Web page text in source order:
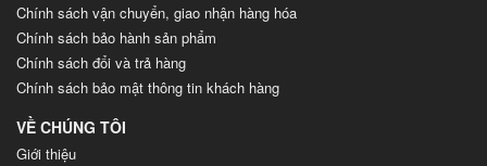
Chính sách vận chuyển, giao nhận hàng hóa
Chính sách bảo hành sản phẩm
Chính sách đổi và trả hàng
Chính sách bảo mật thông tin khách hàng
VỀ CHÚNG TÔI
Giới thiệu